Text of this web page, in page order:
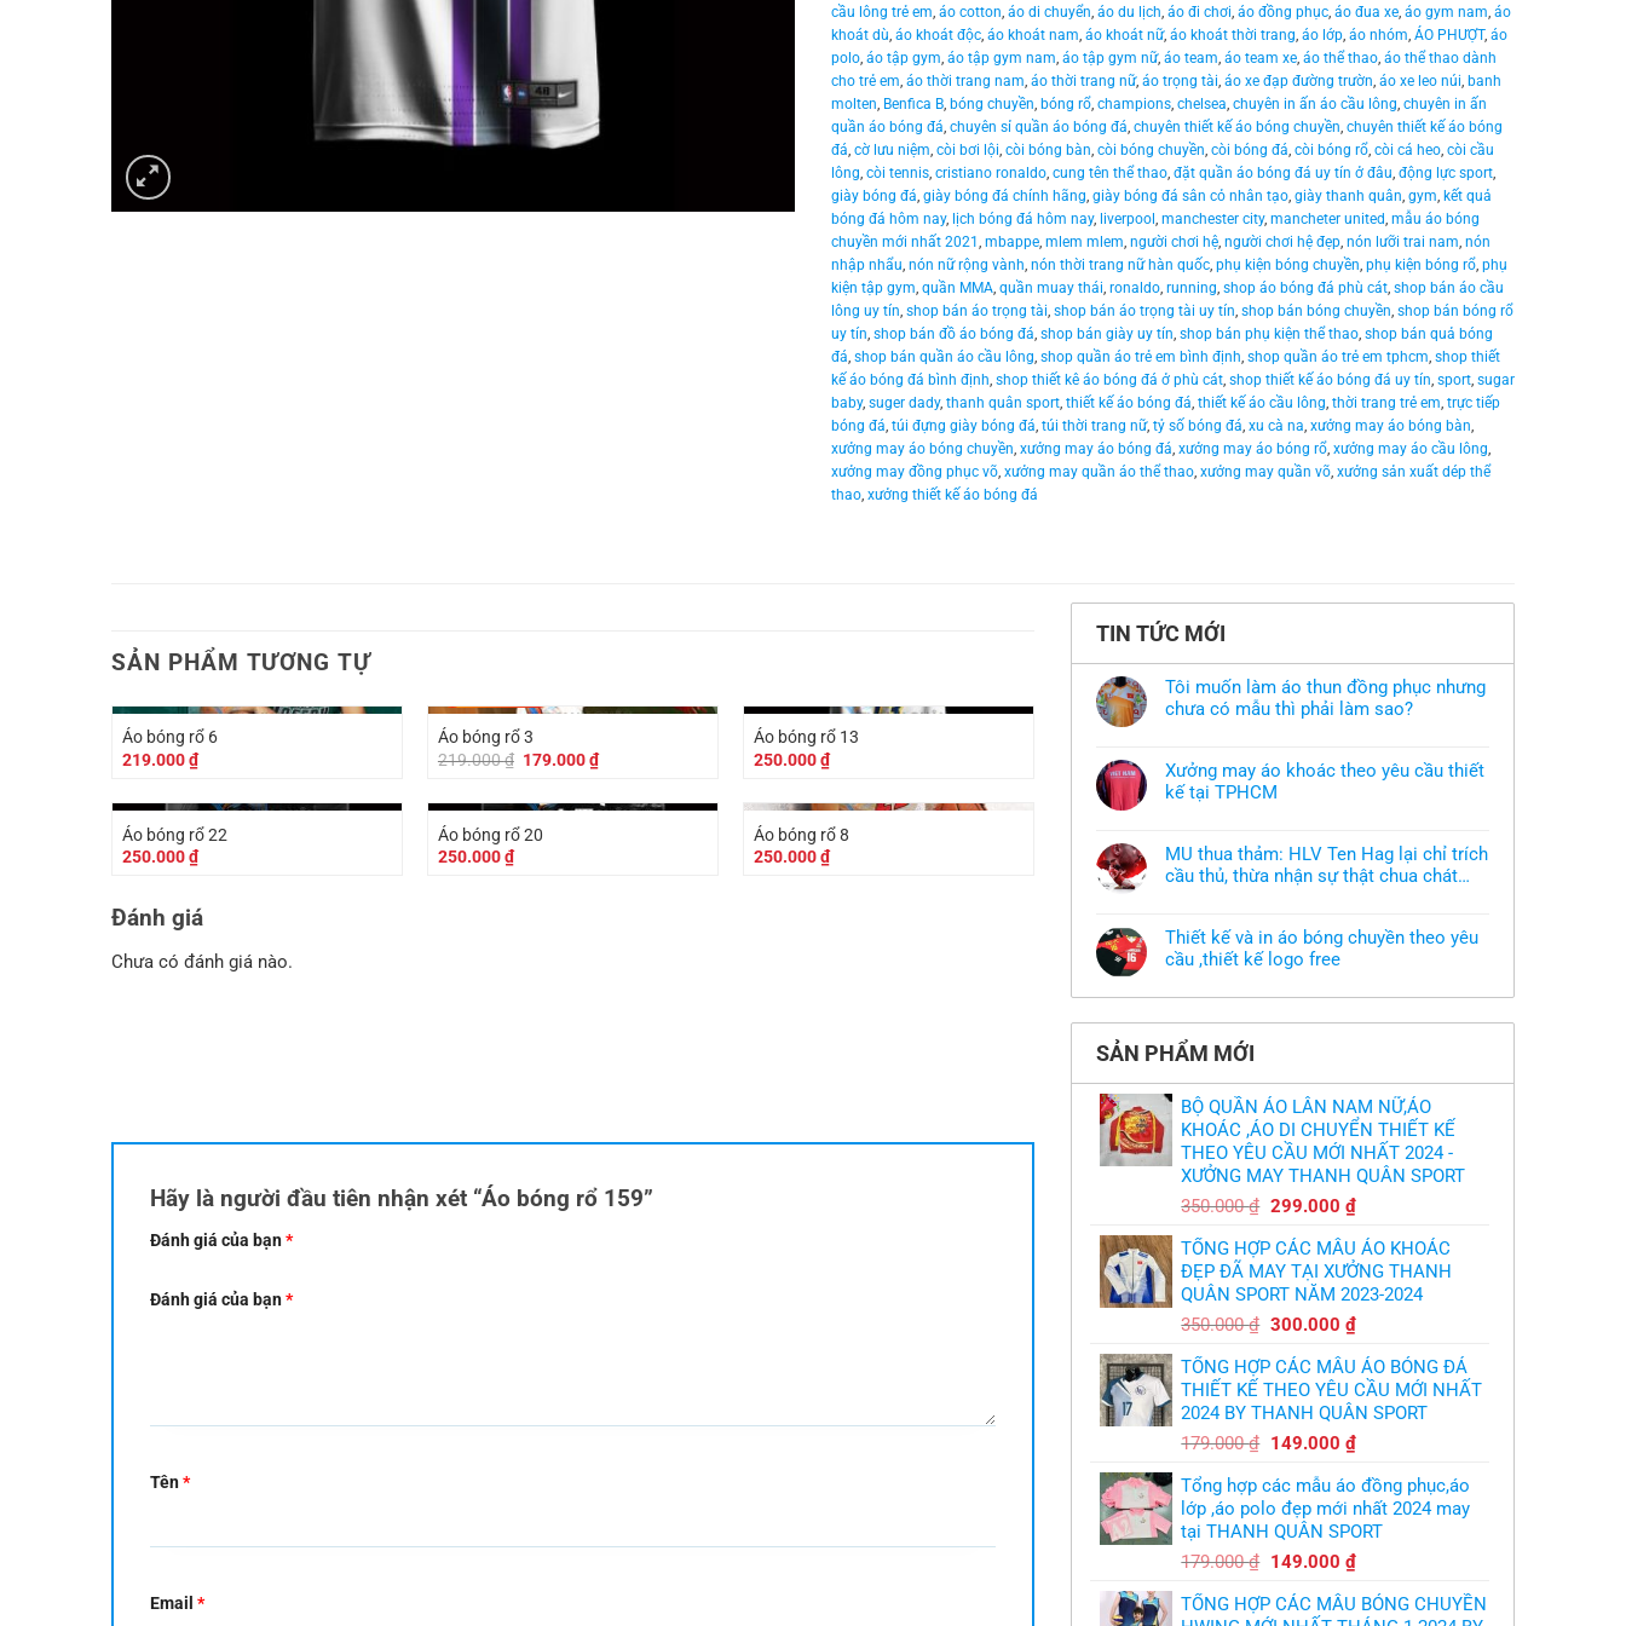
cầu lông trẻ em, áo cotton, áo di chuyển, áo du lịch, áo đi chơi, áo đồng phục, áo đua xe, áo gym nam, áo
khoát dù, áo khoát độc, áo khoát nam, áo khoát nữ, áo khoát thời trang, áo lớp, áo nhóm, ÁO PHƯỢT, áo
polo, áo tập gym, áo tập gym nam, áo tập gym nữ, áo team, áo team xe, áo thể thao, áo thể thao dành
cho trẻ em, áo thời trang nam, áo thời trang nữ, áo trọng tài, áo xe đạp đường trườn, áo xe leo núi, banh
molten, Benfica B, bóng chuyền, bóng rổ, champions, chelsea, chuyên in ấn áo cầu lông, chuyên in ấn
quần áo bóng đá, chuyên sỉ quần áo bóng đá, chuyên thiết kế áo bóng chuyền, chuyên thiết kế áo bóng
đá, cờ lưu niệm, còi bơi lội, còi bóng bàn, còi bóng chuyền, còi bóng đá, còi bóng rổ, còi cá heo, còi cầu
lông, còi tennis, cristiano ronaldo, cung tên thể thao, đặt quần áo bóng đá uy tín ở đâu, động lực sport,
giày bóng đá, giày bóng đá chính hãng, giày bóng đá sân cỏ nhân tạo, giày thanh quân, gym, kết quả
bóng đá hôm nay, lịch bóng đá hôm nay, liverpool , manchester city, mancheter united, mẫu áo bóng
chuyền mới nhất 2021 , mbappe, mlem mlem, người chơi hệ, người chơi hệ đẹp, nón lưỡi trai nam, nón
nhập nhẩu, nón nữ rộng vành, nón thời trang nữ hàn quốc, phụ kiện bóng chuyền, phụ kiện bóng rổ, phụ
kiện tập gym, quần MMA, quần muay thái, ronaldo, running, shop áo bóng đá phù cát, shop bán áo cầu
lông uy tín, shop bán áo trọng tài, shop bán áo trọng tài uy tín, shop bán bóng chuyền, shop bán bóng rổ
uy tín, shop bán đồ áo bóng đá, shop bán giày uy tín, shop bán phụ kiện thể thao, shop bán quả bóng
đá, shop bán quần áo cầu lông, shop quần áo trẻ em bình định, shop quần áo trẻ em tphcm, shop thiết
kế áo bóng đá bình định, shop thiết kê áo bóng đá ở phù cát, shop thiết kế áo bóng đá uy tín, sport, sugar
baby, suger dady, thanh quân sport, thiết kế áo bóng đá, thiết kế áo cầu lông, thời trang trẻ em, trực tiếp
bóng đá, túi đựng giày bóng đá, túi thời trang nữ, tỷ số bóng đá, xu cà na, xưởng may áo bóng bàn,
xưởng may áo bóng chuyền, xưởng may áo bóng đá, xưởng may áo bóng rổ, xưởng may áo cầu lông,
xưởng may đồng phục võ, xưởng may quần áo thể thao, xưởng may quần võ, xưởng sản xuất dép thể
thao, xưởng thiết kế áo bóng đá
SẢN PHẨM TƯƠNG TỰ
Áo bóng rổ 6
219.000₫
Áo bóng rổ 3
219.000₫ Giá
219.000 ₫.
179.000₫Giá
hiện
là:
Áo bóng rổ 13
250.000₫
Áo bóng rổ 22
250.000₫
Áo bóng rổ 20
250.000₫
Áo bóng rổ 8
250.000₫
Đánh giá
Chưa có đánh giá nào.
Hãy là người đầu tiên nhận xét “Áo bóng rổ 159”
Đánh giá của bạn*
Đánh giá của bạn*
Tên*
Email *
TIN TỨC MỚI
Tôi muốn làm áo thun đồng phục nhưng
chưa có mẫu thì phải làm sao?
bình
luận
ở
Tôi
áo
thun
đồng
có
mẫu
thì
Xưởng may áo khoác theo yêu cầu thiết
kế tại TPHCM
bình
luận
ở
Xưởng
khoác
theo
yêu
kế
MU thua thảm: HLV Ten Hag lại chỉ trích
cầu thủ, thừa nhận sự thật chua chát
bình
luận
ở
MU
thảm:
Ten
Hag
lại
trích
cầu
thủ,
thừa
nhận
sự
thật
chát
của
bầy
quỷ
nhỏ
Thiết kế và in áo bóng chuyền theo yêu
cầu ,thiết kế logo free
có
luận
Thiết
và
in
áo
bóng
chuyền
theo
yêu
cầu
,thiết
free
SẢN PHẨM MỚI
BỘ QUẦN ÁO LÂN NAM NỮ,ÁO
KHOÁC ,ÁO DI CHUYỂN THIẾT KẾ
THEO YÊU CẦU MỚI NHẤT 2024 -
XƯỞNG MAY THANH QUÂN SPORT
350.000₫ Giá
là:
350.000 ₫.
299.000 ₫Giá
tại
là:
299.000 ₫.
TỔNG HỢP CÁC MẪU ÁO KHOÁC
ĐẸP ĐÃ MAY TẠI XƯỞNG THANH
QUÂN SPORT NĂM 2023-2024
350.000₫ Giá
là:
350.000 ₫.
300.000 ₫Giá
tại
là:
300.000 ₫.
TỔNG HỢP CÁC MẪU ÁO BÓNG ĐÁ
THIẾT KẾ THEO YÊU CẦU MỚI NHẤT
2024 BY THANH QUÂN SPORT
179.000₫ Giá
là:
179.000 ₫.
149.000 ₫Giá
tại
là:
149.000 ₫.
Tổng hợp các mẫu áo đồng phục,áo
lớp ,áo polo đẹp mới nhất 2024 may
tại THANH QUÂN SPORT
179.000₫ Giá
là:
149.000 ₫Giá
tại
TỔNG HỢP CÁC MẪU BÓNG CHUYỀN